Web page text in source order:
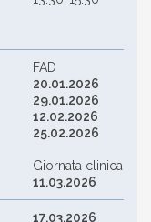
FAD
20.01.2026
29.01.2026
12.02.2026
25.02.2026
Giornata clinica
11.03.2026
17.03.2026